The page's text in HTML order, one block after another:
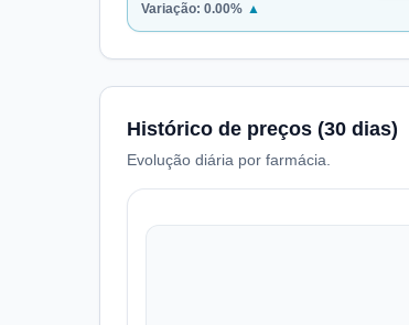
Variação: 0.00% ▲
Histórico de preços (30 dias)
Evolução diária por farmácia.